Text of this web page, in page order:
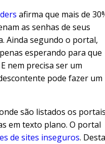
afirma que mais de
as senhas de seus
Ainda segundo o portal,
esperando para que
nem precisa ser um
pode fazer um
são listados os
em texto plano. O portal
de sites inseguros. Desta